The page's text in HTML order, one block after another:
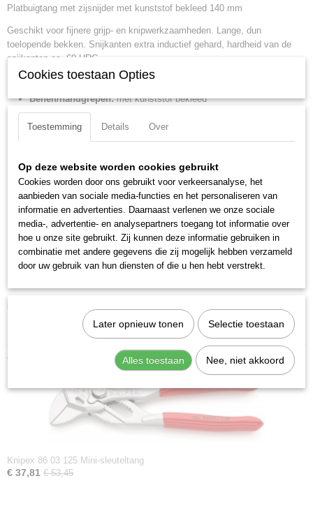
EAN code
Productcode leverancier
23 01 140
Netto gewicht
Bruto gewicht
0,08 Kg
Afmetingen (l,b,h)
Platbuigtang met zijsnijder met kunststof bekleed 140 mm
Geschikt voor fijnere grijp- en knipwerkzaamheden. Lange, dun
toelopende bekken. Snijkanten extra inductief gehard, hardheid van de
snijkanten ca. 60 HRC.
Lengte: 140 mm
Benen/handgrepen:met kunststof bekleed
Kop afwerking:
Snijkant:snijkant met facet
Snijcapaciteit zachte draad (diameter):2.5 mm
Kopbreedte: 12.5 mm
Bek lengte:35 mm
Bek type: platte bekken
Bek dikte: 7 mm
DIN:DIN ISO 5745
Min. Punt dikte: 4.5 mm
Datasheet specificaties
Knipex 86 03 125 Mini-sleuteltang
€ 37,81 € 53,45
Cookies toestaan Opties
Toestemming Details Over
Op deze website worden cookies gebruikt
Cookies worden door ons gebruikt voor verkeersanalyse, het
aanbieden van sociale media-functies en het personaliseren van
informatie en advertenties. Daarnaast verlenen we onze sociale
media-, advertentie- en analysepartners toegang tot informatie over
hoe u onze site gebruikt. Zij kunnen deze informatie gebruiken in
combinatie met andere gegevens die zij mogelijk hebben verzameld
door uw gebruik van hun diensten of die u hen hebt verstrekt.
Later opnieuw tonen Selectie toestaan
Alles toestaan Nee, niet akkoord